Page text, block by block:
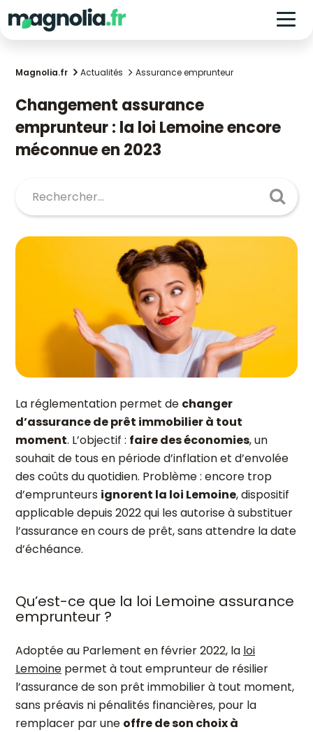
Magnolia.fr Actualités Assurance emprunteur
Changement assurance
emprunteur : la loi Lemoine encore
méconnue en 2023
La réglementation permet de changer
d’assurance de prêt immobilier à tout
moment. L’objectif : faire des économies, un
souhait de tous en période d’inflation et d’envolée
des coûts du quotidien. Problème : encore trop
d’emprunteurs ignorent la loi Lemoine, dispositif
applicable depuis 2022 qui les autorise à substituer
l’assurance en cours de prêt, sans attendre la date
d’échéance.
Qu’est-ce que la loi Lemoine assurance
emprunteur ?
Adoptée au Parlement en février 2022, la loi
Lemoine permet à tout emprunteur de résilier
l’assurance de son prêt immobilier à tout moment,
sans préavis ni pénalités financières, pour la
remplacer par une offre de son choix à